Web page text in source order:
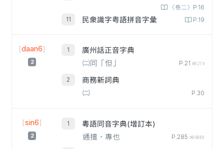
〈卷二〉P.16
民衆識字粤語拼音字彙 P.19
[daan6]
2
廣州話正音字典
㈡同「但」
P.21 #0219
商務新詞典
㈡
P.30
[sin6]
2
粵語同音字典(增訂本)
通擅，專也
P.285 #09888